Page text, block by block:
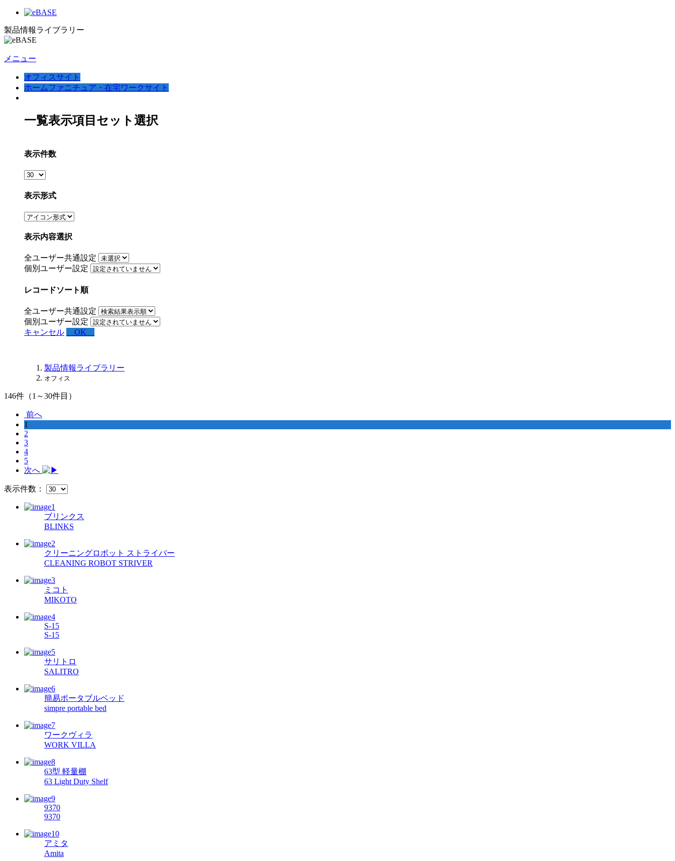
製品情報ライブラリー
メニュー
オフィスサイト
ホームファニチュア・在宅ワークサイト
一覧表示項目セット選択
表示件数
表示形式
表示内容選択
全ユーザー共通設定
個別ユーザー設定
レコードソート順
全ユーザー共通設定
個別ユーザー設定
キャンセル
OK
製品情報ライブラリー
オフィス
146件（1～30件目）
前へ
1
2
3
4
5
次へ
表示件数：
ブリンクス
BLINKS
クリーニングロボット ストライバー
CLEANING ROBOT STRIVER
ミコト
MIKOTO
S-15
S-15
サリトロ
SALITRO
簡易ポータブルベッド
simpre portable bed
ワークヴィラ
WORK VILLA
63型 軽量棚
63 Light Duty Shelf
9370
9370
アミタ
Amita